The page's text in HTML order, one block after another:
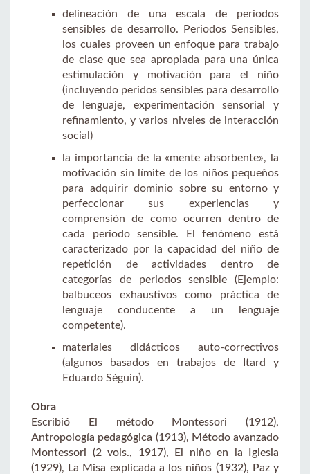
delineación de una escala de periodos
sensibles de desarrollo. Periodos Sensibles,
los cuales proveen un enfoque para trabajo
de clase que sea apropiada para una única
estimulación y motivación para el niño
(incluyendo peridos sensibles para desarrollo
de lenguaje, experimentación sensorial y
refinamiento, y varios niveles de interacción
social)
la importancia de la «mente absorbente», la
motivación sin límite de los niños pequeños
para adquirir dominio sobre su entorno y
perfeccionar sus experiencias y
comprensión de como ocurren dentro de
cada periodo sensible. El fenómeno está
caracterizado por la capacidad del niño de
repetición de actividades dentro de
categorías de periodos sensible (Ejemplo:
balbuceos exhaustivos como práctica de
lenguaje conducente a un lenguaje
competente).
materiales didácticos auto-correctivos
(algunos basados en trabajos de Itard y
Eduardo Séguin).
Obra
Escribió El método Montessori (1912),
Antropología pedagógica (1913), Método avanzado
Montessori (2 vols., 1917), El niño en la Iglesia
(1929), La Misa explicada a los niños (1932), Paz y